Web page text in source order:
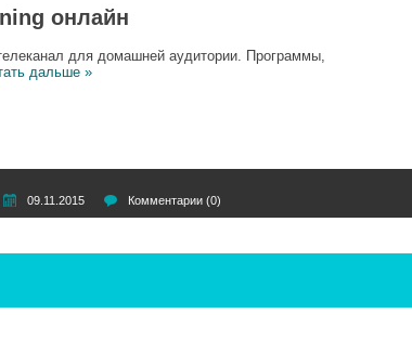
онлайн
для домашней аудитории. Программы,
дальше »
09.11.2015 Комментарии (0)